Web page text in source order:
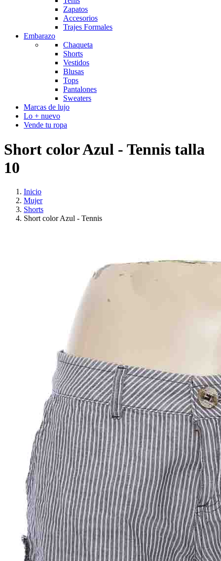
Zapatos
Accesorios
Trajes Formales
Embarazo
Chaqueta
Shorts
Vestidos
Blusas
Tops
Pantalones
Sweaters
Marcas de lujo
Lo + nuevo
Vende tu ropa
Short color Azul - Tennis talla
10
Inicio
Mujer
Shorts
Short color Azul - Tennis